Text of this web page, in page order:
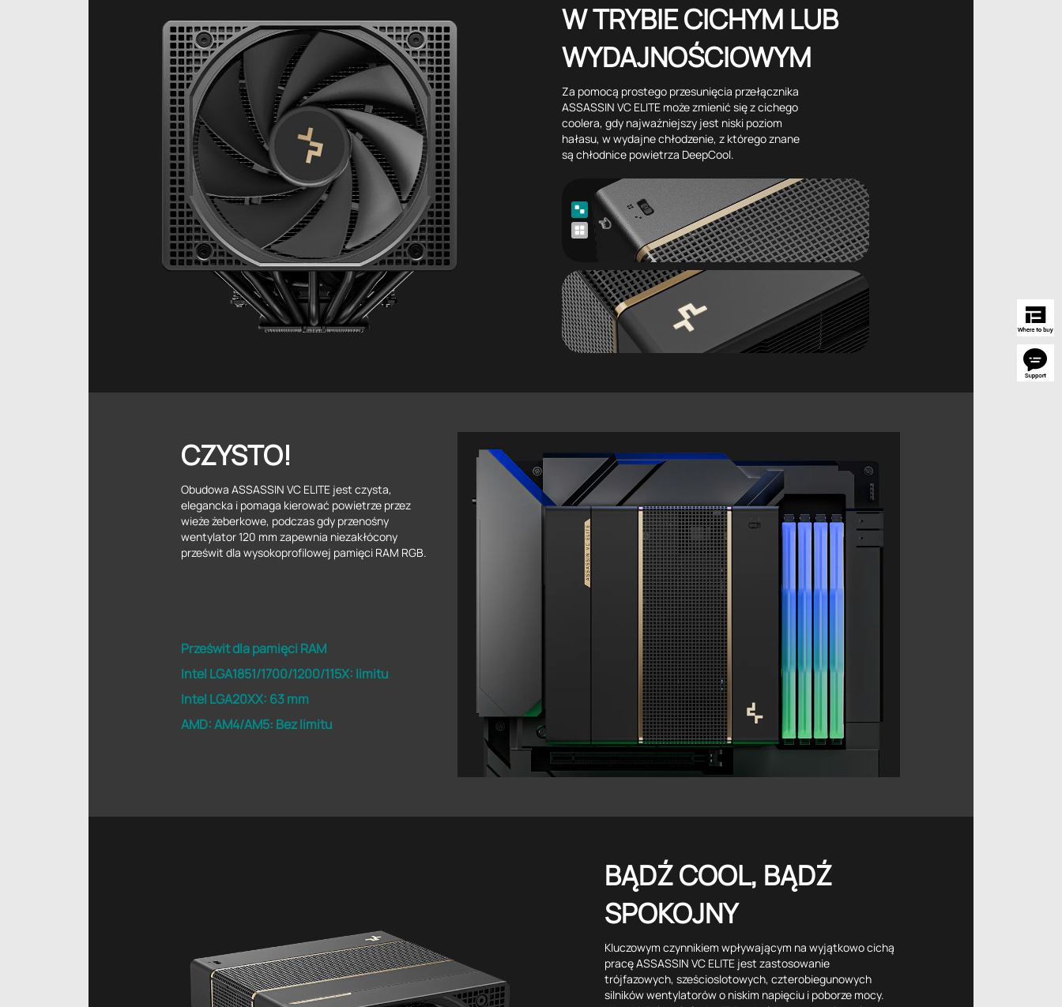
W TRYBIE CICHYM LUB
WYDAJNOŚCIOWYM
Za pomocą prostego przesunięcia przełącznika
ASSASSIN VC ELITE może zmienić się z cichego
coolera, gdy najważniejszy jest niski poziom
hałasu, w wydajne chłodzenie, z którego znane
są chłodnice powietrza DeepCool.
CZYSTO!
Obudowa ASSASSIN VC ELITE jest czysta,
elegancka i pomaga kierować powietrze przez
wieże żeberkowe, podczas gdy przenośny
wentylator 120 mm zapewnia niezakłócony
prześwit dla wysokoprofilowej pamięci RAM RGB.
Prześwit dla pamięci RAM
Intel LGA1851/1700/1200/115X: limitu
Intel LGA20XX: 63 mm
AMD: AM4/AM5: Bez limitu
BĄDŹ COOL, BĄDŹ
SPOKOJNY
Kluczowym czynnikiem wpływającym na wyjątkowo cichą
pracę ASSASSIN VC ELITE jest zastosowanie
trójfazowych, sześcioslotowych, czterobiegunowych
silników wentylatorów o niskim napięciu i poborze mocy.